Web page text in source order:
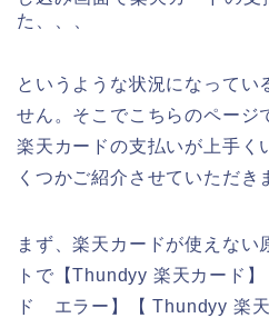
た、、、
というような状況になってい
せん。そこでこちらのページ
楽天カードの支払いが上手く
くつかご紹介させていただき
まず、楽天カードが使えない
トで【Thundyy 楽天カード
ド エラー】【 Thundyy 楽